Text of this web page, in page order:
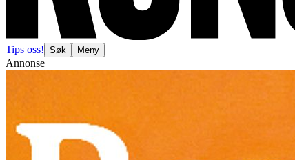
Tips oss! Søk Meny
Annonse